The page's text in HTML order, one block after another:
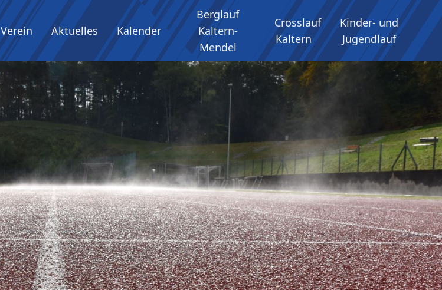
Verein Aktuelles Kalender
Berglauf
Kaltern-
Mendel
Crosslauf
Kaltern
Kinder- und
Jugendlauf